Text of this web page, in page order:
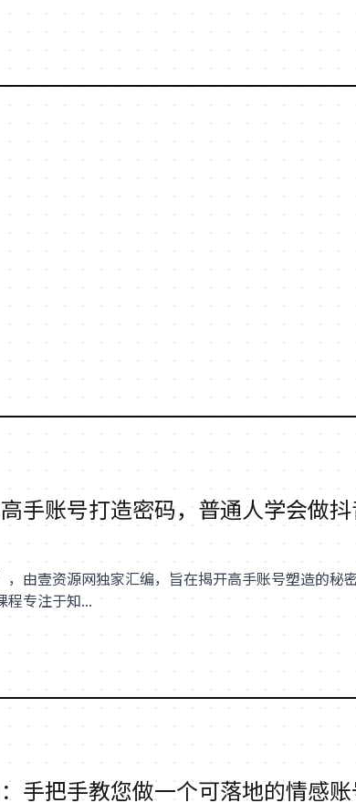
手账号打造密码，普通人学会做
由壹资源网独家汇编，旨在揭开高手账号塑造的秘
程专注于知...
手把手教您做一个可落地的情感账